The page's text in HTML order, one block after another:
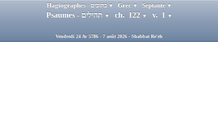
Hagiographes - כתובים ▼ Grec ▼ Septante ▼
▼ ch. 122 ▼ v. 1 ▼
Vendredi 24 Av 5786 - 7 août 2026 - Shabbat Re'eh